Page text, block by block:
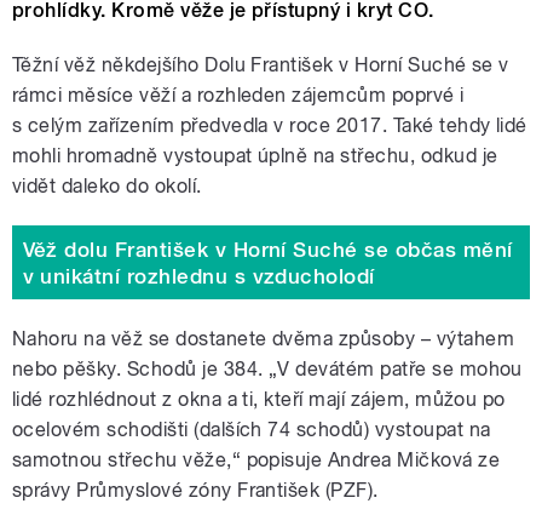
prohlídky. Kromě věže je přístupný i kryt CO.
Těžní věž někdejšího Dolu František v Horní Suché se v
rámci měsíce věží a rozhleden zájemcům poprvé i
s celým zařízením předvedla v roce 2017. Také tehdy lidé
mohli hromadně vystoupat úplně na střechu, odkud je
vidět daleko do okolí.
Věž dolu František v Horní Suché se občas mění
v unikátní rozhlednu s vzducholodí
Nahoru na věž se dostanete dvěma způsoby – výtahem
nebo pěšky. Schodů je 384. „V devátém patře se mohou
lidé rozhlédnout z okna a ti, kteří mají zájem, můžou po
ocelovém schodišti (dalších 74 schodů) vystoupat na
samotnou střechu věže,“ popisuje Andrea Mičková ze
správy Průmyslové zóny František (PZF).